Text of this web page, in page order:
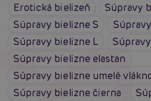
Erotická bielizeň
Súpravy
Súpravy bielizne S
Súpravy bielizne L
Súpravy bielizne elastan
Súpravy bielizne umelé
Súpravy bielizne čierna